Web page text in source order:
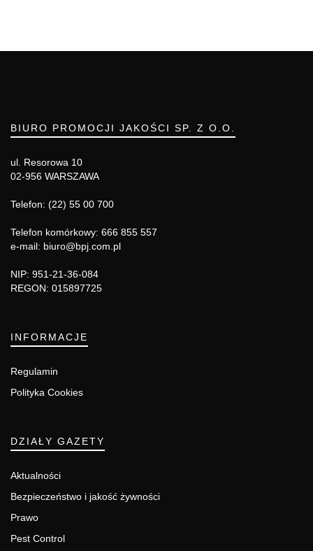
BIURO PROMOCJI JAKOŚCI SP. Z O.O.
ul. Resorowa 10
02-956 WARSZAWA
Telefon: (22) 55 00 700
Telefon komórkowy: 666 855 557
e-mail: biuro@bpj.com.pl
NIP: 951-21-36-084
REGON: 015897725
INFORMACJE
Regulamin
Polityka Cookies
DZIAŁY GAZETY
Aktualności
Bezpieczeństwo i jakość żywności
Prawo
Pest Control